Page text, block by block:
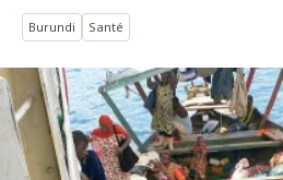
Burundi Santé